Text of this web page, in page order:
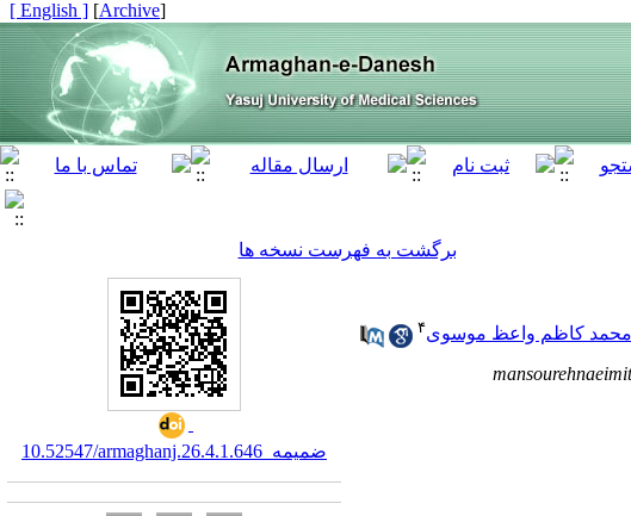
[
Archive
]
[ English ]
برگشت به فهرست نسخه ها
کاظم واعظ موسوی۴
10.52547/armaghanj.26.4.ضمیمه_1.646